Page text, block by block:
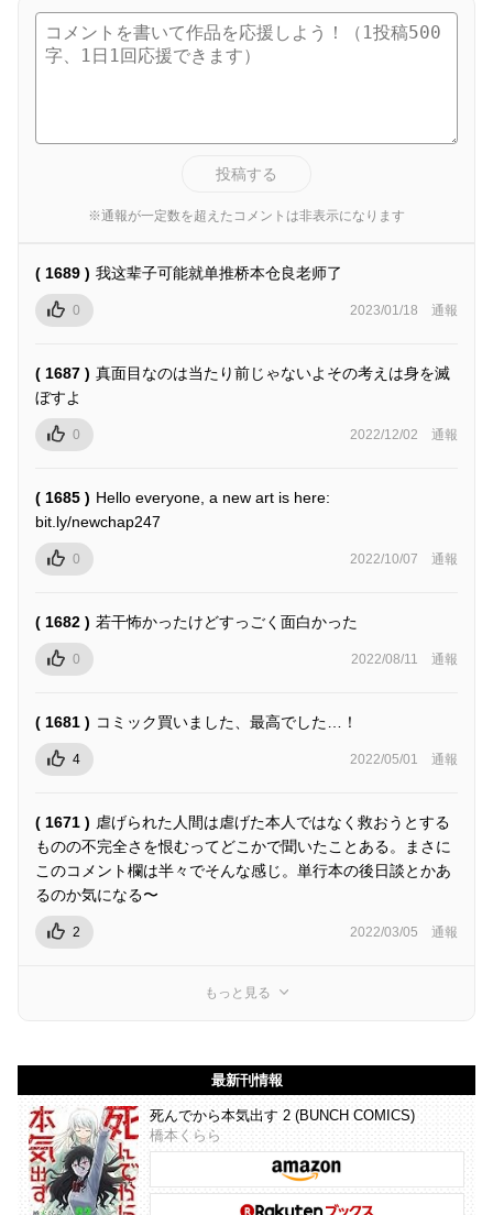
投稿する
※通報が一定数を超えたコメントは非表示になります
( 1689 ) 我这辈子可能就单推桥本仓良老师了
0 2023/01/18 通報
( 1687 ) 真面目なのは当たり前じゃないよその考えは身を滅
ぼすよ
0 2022/12/02 通報
( 1685 ) Hello everyone, a new art is here:
bit.ly/newchap247
0 2022/10/07 通報
( 1682 ) 若干怖かったけどすっごく面白かった
0 2022/08/11 通報
( 1681 ) コミック買いました、最高でした…！
4 2022/05/01 通報
( 1671 ) 虐げられた人間は虐げた本人ではなく救おうとする
ものの不完全さを恨むってどこかで聞いたことある。まさに
このコメント欄は半々でそんな感じ。単行本の後日談とかあ
るのか気になる〜
2 2022/03/05 通報
もっと見る
最新刊情報
死んでから本気出す 2 (BUNCH COMICS)
橋本くらら